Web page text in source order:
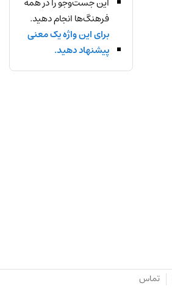
فرهنگ‌ها انجام دهید.
برای این واژه یک معنی
پیشنهاد دهید.
تماس